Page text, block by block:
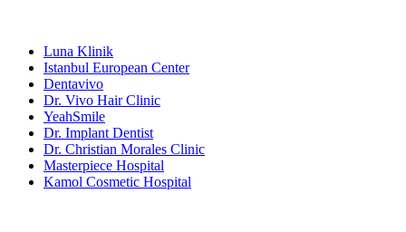
Luna Klinik
Istanbul European Center
Dentavivo
Dr. Vivo Hair Clinic
YeahSmile
Dr. Implant Dentist
Dr. Christian Morales Clinic
Masterpiece Hospital
Kamol Cosmetic Hospital